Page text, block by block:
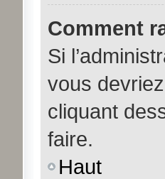
Comment
Si
vous
cliquant
faire.
Haut